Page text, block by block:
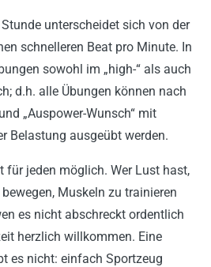
unterscheidet sich von der
schnelleren Beat pro Minute. In
sowohl im „high-“ als auch
d.h. alle Übungen können nach
„Auspower-Wunsch“ mit
Belastung ausgeübt werden.
für jeden möglich. Wer Lust hast,
Muskeln zu trainieren
es nicht abschreckt ordentlich
herzlich willkommen. Eine
es nicht: einfach Sportzeug